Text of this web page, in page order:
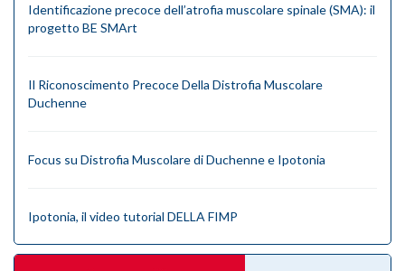
Identificazione precoce dell’atrofia muscolare spinale (SMA): il
progetto BE SMArt
Il Riconoscimento Precoce Della Distrofia Muscolare
Duchenne
Focus su Distrofia Muscolare di Duchenne e Ipotonia
Ipotonia, il video tutorial DELLA FIMP